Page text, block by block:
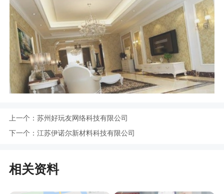
上一个： 苏州好玩友网络科技有限公司
下一个： 江苏伊诺尔新材料科技有限公司
相关资料